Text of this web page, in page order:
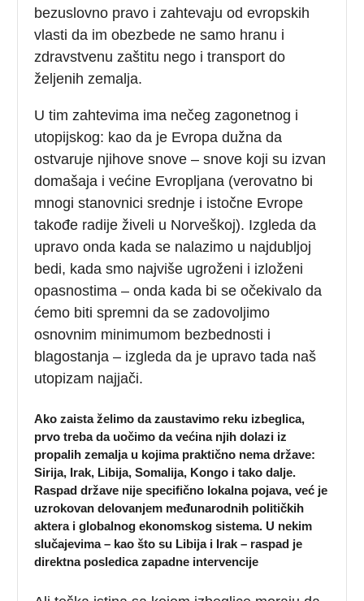
bezuslovno pravo i zahtevaju od evropskih
vlasti da im obezbede ne samo hranu i
zdravstvenu zaštitu nego i transport do
željenih zemalja.
U tim zahtevima ima nečeg zagonetnog i
utopijskog: kao da je Evropa dužna da
ostvaruje njihove snove – snove koji su izvan
domašaja i većine Evropljana (verovatno bi
mnogi stanovnici srednje i istočne Evrope
takođe radije živeli u Norveškoj). Izgleda da
upravo onda kada se nalazimo u najdubljoj
bedi, kada smo najviše ugroženi i izloženi
opasnostima – onda kada bi se očekivalo da
ćemo biti spremni da se zadovoljimo
osnovnim minimumom bezbednosti i
blagostanja – izgleda da je upravo tada naš
utopizam najjači.
Ako zaista želimo da zaustavimo reku izbeglica,
prvo treba da uočimo da većina njih dolazi iz
propalih zemalja u kojima praktično nema države:
Sirija, Irak, Libija, Somalija, Kongo i tako dalje.
Raspad države nije specifično lokalna pojava, već je
uzrokovan delovanjem međunarodnih političkih
aktera i globalnog ekonomskog sistema. U nekim
slučajevima – kao što su Libija i Irak – raspad je
direktna posledica zapadne intervencije